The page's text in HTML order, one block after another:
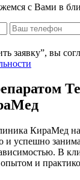
с Вами в
заявку”, вы
КираМед
и успешно
В
и